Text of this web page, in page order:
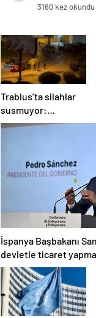
3160 kez okundu
Trablus’ta silahlar
susmuyor:
Çatışmalar
İspanya Başbakanı
devletle ticaret